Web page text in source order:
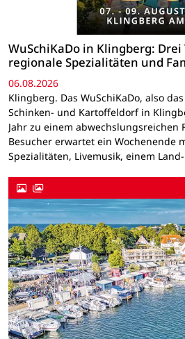
WuSchiKaDo in Klingberg: Drei
regionale Spezialitäten und
06.08.2026
Klingberg. Das WuSchiKaDo, also
Schinken- und Kartoffeldorf in
Jahr zu einem abwechslungsreichen
Besucher erwartet ein Wochenende
Spezialitäten, Livemusik, einem